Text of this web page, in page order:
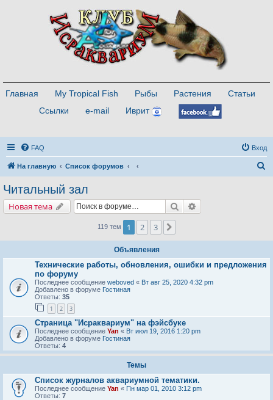
Главная My Tropical Fish Рыбы Растения
Статьи
Ссылки
e-mail Иврит
FAQ Вход
На главную Список форумов
Читальный зал
Новая тема Поиск
119 тем 1 2 3
Объявления
Технические работы, обновления, ошибки и предложения
по форуму
Последнее сообщение weboved « Вт авг 25, 2020 4:32 pm
Добавлено в форуме Гостиная
Ответы: 35
1 2 3
Страница "Исраквариум" на фэйсбуке
Последнее сообщение Yan « Вт июл 19, 2016 1:20 pm
Добавлено в форуме Гостиная
Ответы: 4
Темы
Список журналов аквариумной тематики.
Последнее сообщение Yan « Пн мар 01, 2010 3:12 pm
Ответы: 7